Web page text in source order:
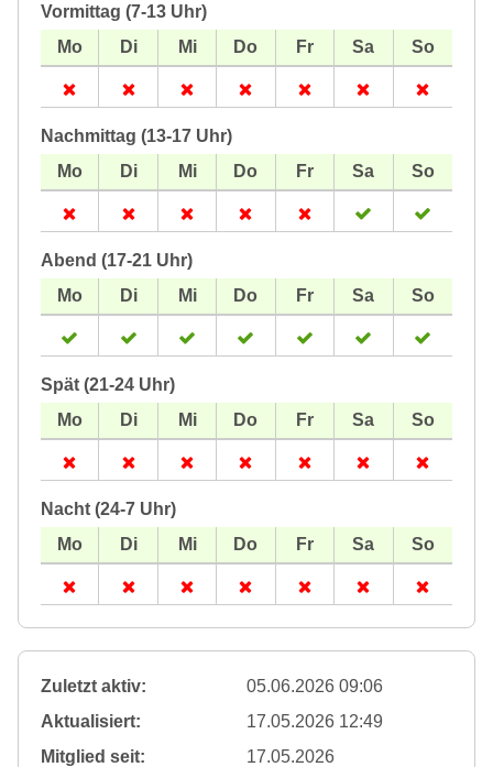
Vormittag (7-13 Uhr)
Nachmittag (13-17 Uhr)
Abend (17-21 Uhr)
Spät (21-24 Uhr)
Nacht (24-7 Uhr)
Zuletzt aktiv:
05.06.2026 09:06
Aktualisiert:
17.05.2026 12:49
Mitglied seit:
17.05.2026